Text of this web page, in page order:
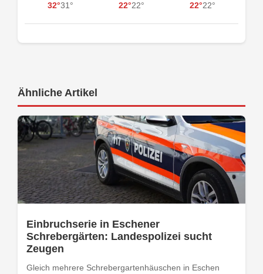
32°31° 22°22° 22°22°
Ähnliche Artikel
Einbruchserie in Eschener
Schrebergärten: Landespolizei sucht
Zeugen
Gleich mehrere Schrebergartenhäuschen in Eschen